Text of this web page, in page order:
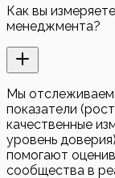
Как вы
менеджмента?
Мы отслеживаем
показатели
качественные
уровень
помогают
сообщества в